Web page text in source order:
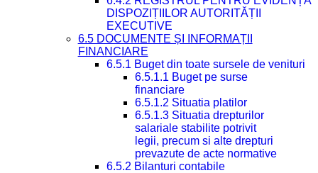
DISPOZIȚIILOR AUTORITĂȚII
EXECUTIVE
6.5 DOCUMENTE ȘI INFORMAȚII
FINANCIARE
6.5.1 Buget din toate sursele de venituri
6.5.1.1 Buget pe surse
financiare
6.5.1.2 Situatia platilor
6.5.1.3 Situatia drepturilor
salariale stabilite potrivit
legii, precum si alte drepturi
prevazute de acte normative
6.5.2 Bilanturi contabile